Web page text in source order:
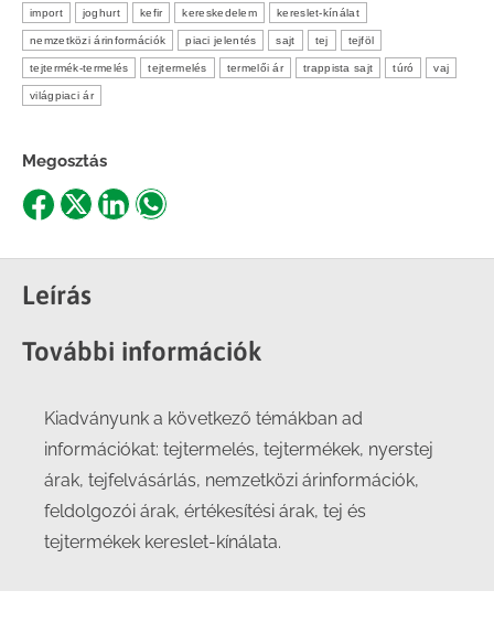
import joghurt kefir kereskedelem kereslet-kínálat
nemzetközi árinformációk piaci jelentés sajt tej tejföl
tejtermék-termelés tejtermelés termelői ár trappista sajt túró vaj
világpiaci ár
Megosztás
Share
Facebook
Share
X
ShareShare
Leírás
További információk
Kiadványunk a következő témákban ad
információkat: tejtermelés, tejtermékek, nyerstej
árak, tejfelvásárlás, nemzetközi árinformációk,
feldolgozói árak, értékesítési árak, tej és
tejtermékek kereslet-kínálata.